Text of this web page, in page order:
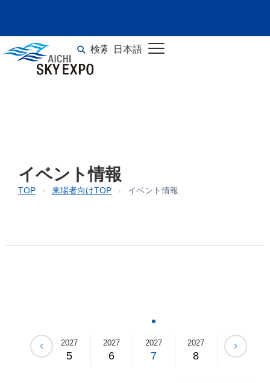
検索 日本語
English
TOP>イベント情報
イベント情報
TOP › 来場者向けTOP › イベント情報
2027 2027
5
2027
6
2027
7
2027
8
2027
9